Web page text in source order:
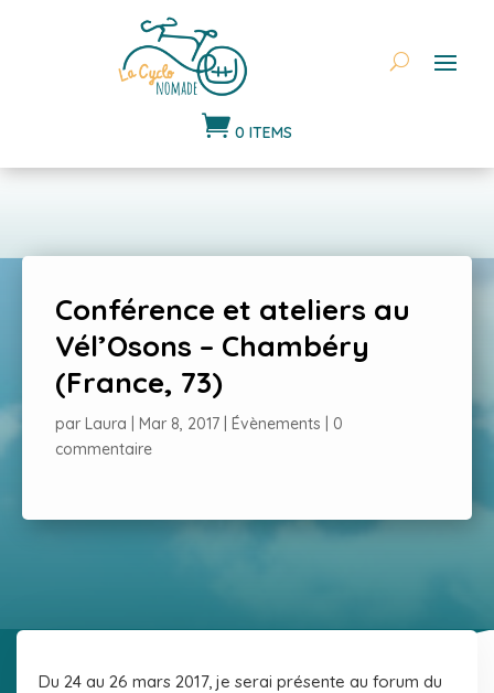
 0 ITEMS
Conférence et ateliers au
Vél’Osons – Chambéry
(France, 73)
par Laura Mar 8, 2017 Évènements
0
commentaire
Du 24 au 26 mars 2017, je serai présente au forum du